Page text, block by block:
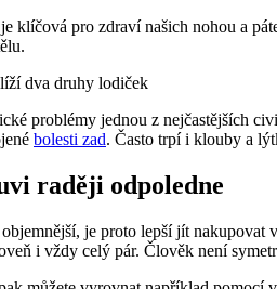
klíčová pro zdraví našich nohou a
problémy jednou z nejčastějších
bolesti zad. Často trpí i klouby a
raději odpoledne
je proto lepší jít nakupovat
i vždy celý pár. Člověk není